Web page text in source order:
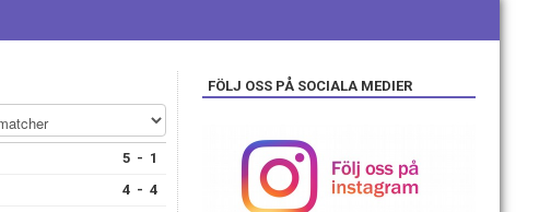
5 - 1
4 - 4
FÖLJ OSS PÅ SOCIALA MEDIER